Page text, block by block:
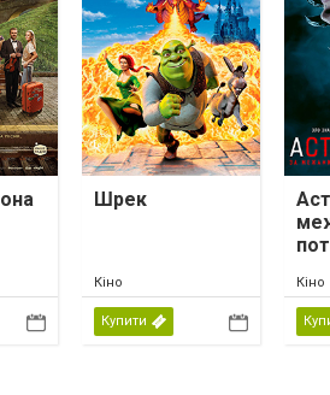
Шрек
Кіно
Купити
Кіно